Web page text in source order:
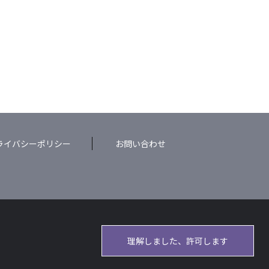
イバシーポリシー お問い合わせ
理解しました、許可します